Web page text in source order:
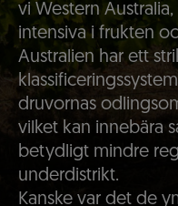
vi Western
intensiva i frukten
Australien har ett
druvornas
vilket kan innebära
betydligt mindre
underdistrikt.
Kanske var det de